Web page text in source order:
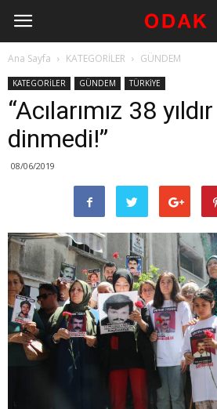
Ana Sayfa KATEGORİLER GÜNDEM
KATEGORİLER GÜNDEM TÜRKİYE
“Acılarımız 38
dinmedi!”
08/06/2019